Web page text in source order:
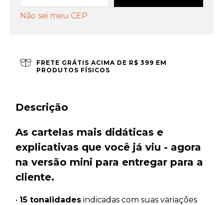
Não sei meu CEP
FRETE GRÁTIS ACIMA DE R$ 399 EM
PRODUTOS FÍSICOS
Descrição
As cartelas mais didáticas e
explicativas que você já viu - agora
na versão mini para entregar para a
cliente.
• 15 tonalidades indicadas com suas variações